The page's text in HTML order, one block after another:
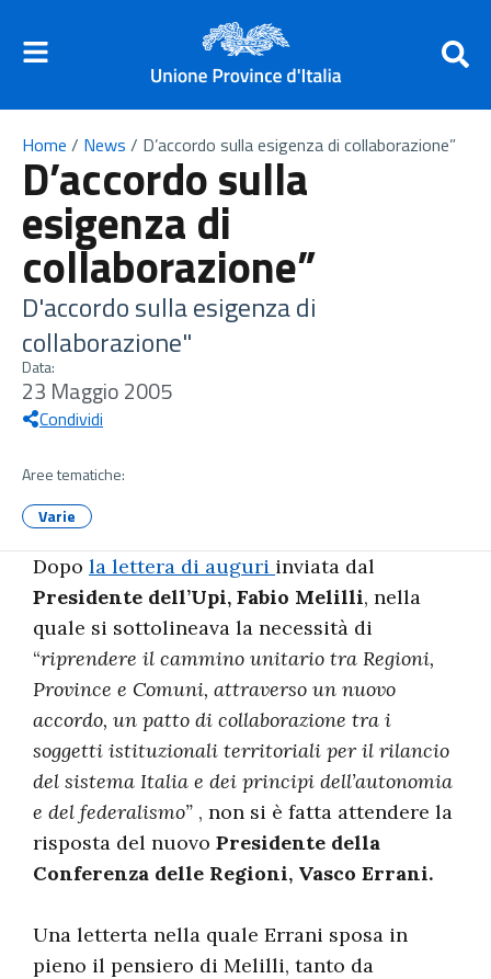
Home / News / D’accordo sulla esigenza di collaborazione”
D’accordo sulla
esigenza di
collaborazione”
D'accordo sulla esigenza di
collaborazione"
Data:
23 Maggio 2005
Condividi
Aree tematiche:
Varie
Dopo la lettera di auguri inviata dal
Presidente dell’Upi, Fabio Melilli, nella
quale si sottolineava la necessità di
“riprendere il cammino unitario tra Regioni,
Province e Comuni, attraverso un nuovo
accordo, un patto di collaborazione tra i
soggetti istituzionali territoriali per il rilancio
del sistema Italia e dei principi dell’autonomia
e del federalismo” , non si è fatta attendere la
risposta del nuovo Presidente della
Conferenza delle Regioni, Vasco Errani.
Una letterta nella quale Errani sposa in
pieno il pensiero di Melilli, tanto da